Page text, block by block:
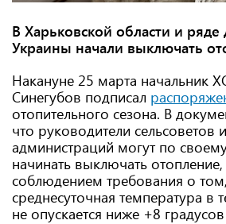
В Харьковской области и ряде
Украины начали выключать
Накануне 25 марта начальник
Синегубов подписал
отопительного сезона. В
что руководители сельсоветов
администраций могут по
начинать выключать
соблюдением требования о
среднесуточная температура в
не опускается ниже +8